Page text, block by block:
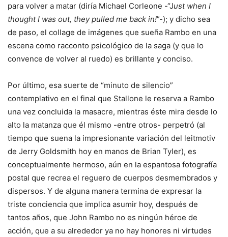
para volver a matar (diría Michael Corleone -“Just when I
thought I was out, they pulled me back in!”-); y dicho sea
de paso, el collage de imágenes que sueña Rambo en una
escena como racconto psicológico de la saga (y que lo
convence de volver al ruedo) es brillante y conciso.
Por último, esa suerte de “minuto de silencio”
contemplativo en el final que Stallone le reserva a Rambo
una vez concluida la masacre, mientras éste mira desde lo
alto la matanza que él mismo -entre otros- perpetró (al
tiempo que suena la impresionante variación del leitmotiv
de Jerry Goldsmith hoy en manos de Brian Tyler), es
conceptualmente hermoso, aún en la espantosa fotografía
postal que recrea el reguero de cuerpos desmembrados y
dispersos. Y de alguna manera termina de expresar la
triste conciencia que implica asumir hoy, después de
tantos años, que John Rambo no es ningún héroe de
acción, que a su alrededor ya no hay honores ni virtudes